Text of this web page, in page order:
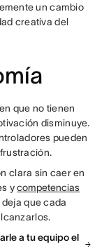
un cambio
creativa del
que no tienen
disminuye.
pueden
clara sin caer en
ycompetencias
deja que cada
a tu equipo el